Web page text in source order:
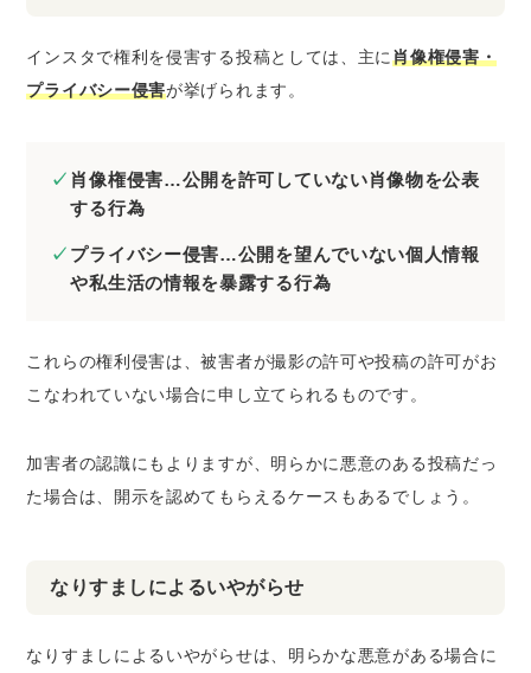
インスタで権利を侵害する投稿としては、主に肖像権侵害・
プライバシー侵害が挙げられます。
肖像権侵害…公開を許可していない肖像物を公表
する行為
プライバシー侵害…公開を望んでいない個人情報
や私生活の情報を暴露する行為
これらの権利侵害は、被害者が撮影の許可や投稿の許可がお
こなわれていない場合に申し立てられるものです。
加害者の認識にもよりますが、 明らかに悪意のある投稿だっ
た場合は、開示を認めてもらえるケースもあるでしょう。
なりすましによるいやがらせ
なりすましによるいやがらせは、明らかな悪意がある場合に